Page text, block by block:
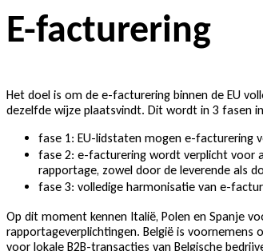
E-facturering
Het doel is om de e-facturering binnen de EU
dezelfde wijze plaatsvindt. Dit wordt in 3 fasen
fase 1: EU-lidstaten mogen e-facturering
fase 2: e-facturering wordt verplicht voor
rapportage, zowel door de leverende als
fase 3: volledige harmonisatie van e-
Op dit moment kennen Italië, Polen en Spanje
rapportageverplichtingen. België is voornemens
voor lokale B2B-transacties van Belgische